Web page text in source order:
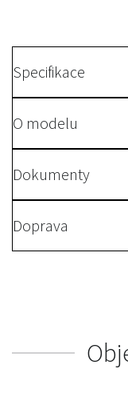
Specifikace
O modelu
Dokumenty
Doprava